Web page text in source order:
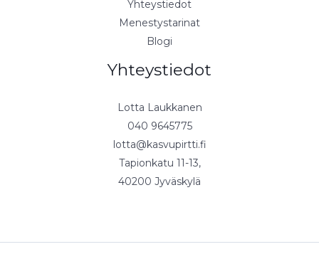
Yhteystiedot
Menestystarinat
Blogi
Yhteystiedot
Lotta Laukkanen
040 9645775
lotta@kasvupirtti.fi
Tapionkatu 11-13,
40200 Jyväskylä